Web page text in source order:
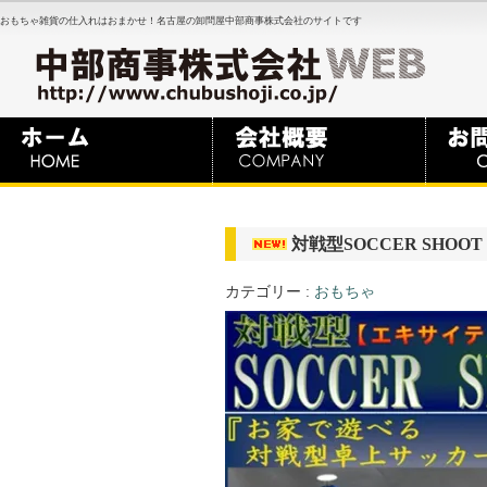
おもちゃ雑貨の仕入れはおまかせ！名古屋の卸問屋中部商事株式会社のサイトです
対戦型SOCCER
カテゴリー : おもちゃ